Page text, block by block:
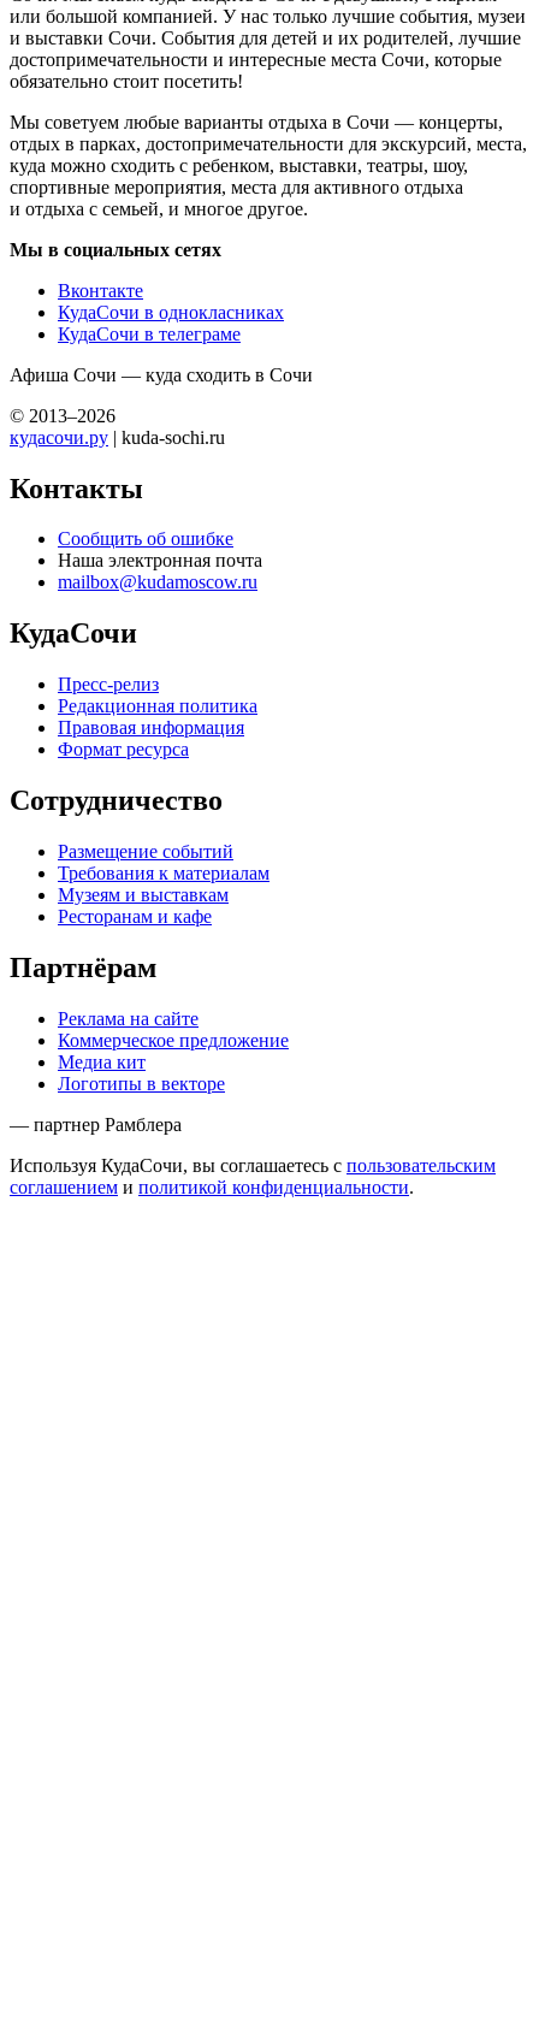
или большой компанией. У нас только лучшие события, музеи
и выставки Сочи. События для детей и их родителей, лучшие
достопримечательности и интересные места Сочи, которые
обязательно стоит посетить!
Мы советуем любые варианты отдыха в Сочи — концерты,
отдых в парках, достопримечательности для экскурсий, места,
куда можно сходить с ребенком, выставки, театры, шоу,
спортивные мероприятия, места для активного отдыха
и отдыха с семьей, и многое другое.
Мы в социальных сетях
Вконтакте
КудаСочи в однокласниках
КудаСочи в телеграме
Афиша Сочи — куда сходить в Сочи
© 2013–2026
кудасочи.ру | kuda-sochi.ru
Контакты
Сообщить об ошибке
Наша электронная почта
mailbox@kudamoscow.ru
КудаСочи
Пресс-релиз
Редакционная политика
Правовая информация
Формат ресурса
Сотрудничество
Размещение событий
Требования к материалам
Музеям и выставкам
Ресторанам и кафе
Партнёрам
Реклама на сайте
Коммерческое предложение
Медиа кит
Логотипы в векторе
— партнер Рамблера
Используя КудаСочи, вы соглашаетесь с пользовательским
соглашением и политикой конфиденциальности.